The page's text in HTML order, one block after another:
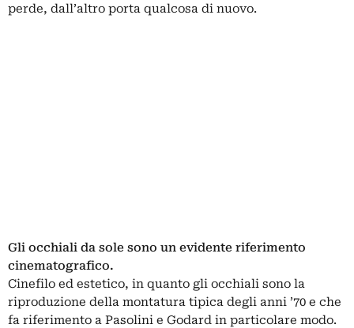
perde, dall’altro porta qualcosa di nuovo.
Gli occhiali da sole sono un evidente riferimento
cinematografico.
Cinefilo ed estetico, in quanto gli occhiali sono la
riproduzione della montatura tipica degli anni ’70 e che
fa riferimento a Pasolini e Godard in particolare modo.